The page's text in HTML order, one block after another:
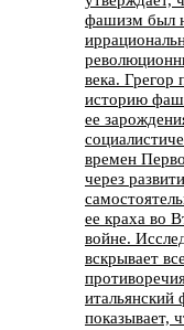
фашизм был
века. Грегор
историю
ее
времен
через
ее краха во
войне.
вскрывает
показывает,